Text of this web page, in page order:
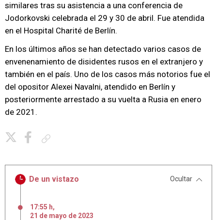
similares tras su asistencia a una conferencia de
Jodorkovski celebrada el 29 y 30 de abril. Fue atendida
en el Hospital Charité de Berlín.
En los últimos años se han detectado varios casos de
envenenamiento de disidentes rusos en el extranjero y
también en el país. Uno de los casos más notorios fue el
del opositor Alexei Navalni, atendido en Berlín y
posteriormente arrestado a su vuelta a Rusia en enero
de 2021.
De un vistazo Ocultar
17:55 h,
21 de mayo de 2023